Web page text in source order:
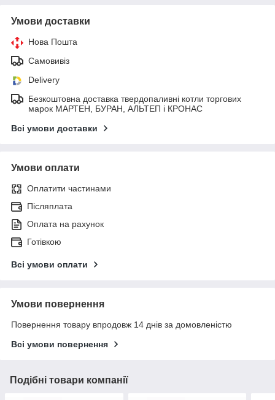
Умови доставки
Нова Пошта
Самовивіз
Delivery
Безкоштовна доставка твердопаливні котли торгових
марок МАРТЕН, БУРАН, АЛЬТЕП і КРОНАС
Всі умови доставки
Умови оплати
Оплатити частинами
Післяплата
Оплата на рахунок
Готівкою
Всі умови оплати
Умови повернення
Повернення товару впродовж 14 днів за домовленістю
Всі умови повернення
Подібні товари компанії